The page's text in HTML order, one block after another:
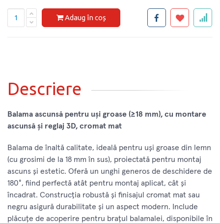
Adaug în coș
Descriere
Balama ascunsă pentru uși groase (≥18 mm), cu montare
ascunsă și reglaj 3D, cromat mat
Balama de înaltă calitate, ideală pentru uși groase din lemn
(cu grosimi de la 18 mm în sus), proiectată pentru montaj
ascuns și estetic. Oferă un unghi generos de deschidere de
180°, fiind perfectă atât pentru montaj aplicat, cât și
încadrat. Construcția robustă și finisajul cromat mat sau
negru asigură durabilitate și un aspect modern. Include
plăcuțe de acoperire pentru brațul balamalei, disponibile în